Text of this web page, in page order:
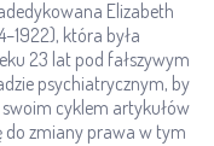
Elizabeth
która była
23 lat pod fałszywym
psychiatrycznym, by
cyklem artykułów
do zmiany prawa w tym